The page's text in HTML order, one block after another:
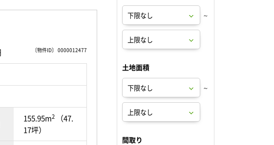
〔物件ID〕 0000012477
155.95m2
（47.
17坪）
～
土地面積
～
間取り